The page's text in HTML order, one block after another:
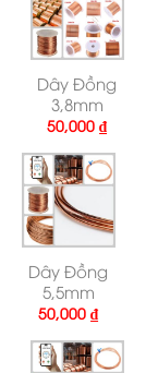
Dây Đồng
3,8mm
50,000₫
Dây Đồng
5,5mm
50,000₫